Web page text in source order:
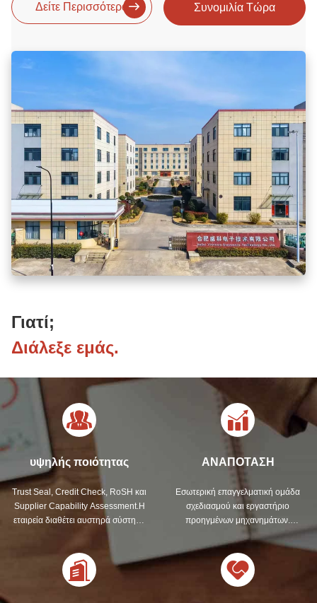
Δείτε Περισσότερα Συνομιλία Τώρα
Γιατί;
Διάλεξε εμάς.
υψηλής ποιότητας
Trust Seal, Credit Check, RoSH και
Supplier Capability Assessment.Η
εταιρεία διαθέτει αυστηρά σύστημα
ποιοτικού ελέγχου και
δοκιμών.
ΑΝΑΠΟΤΑΣΗ
Εσωτερική επαγγελματική ομάδα
σχεδιασμού και εργαστήριο
προηγμένων μηχανημάτων.
Μπορούμε να συνεργαστούμε για
την ανάπτυξη των προϊόντων που
χρειάζεστε.